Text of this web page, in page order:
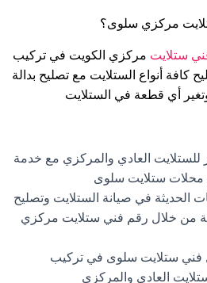
مركزي سلوى؟
ستلايت مركزي الكويت في تركيب
كافة أنواع الستلايت مع تصليح بدالة
أي قطعة في الستلايت
للستلايت العادي والمركزي مع خدمة
محلات ستلايت سلوى
الحديثة في صيانة الستلايت وتصليح
من خلال رقم فني ستلايت مركزي
فني ستلايت سلوى في تركيب
العادي والمركزي